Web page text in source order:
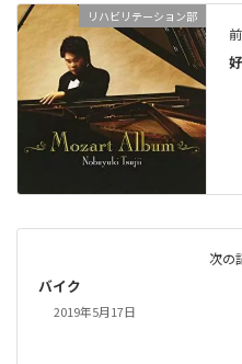
リハビリテーション部
次の
バイク
2019年5月17日